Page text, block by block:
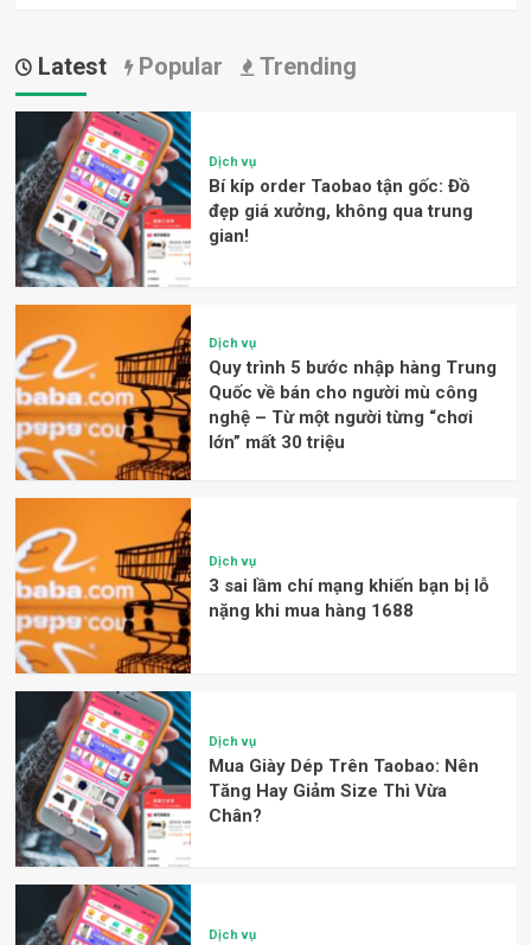
Latest Popular Trending
Dịch vụ
Bí kíp order Taobao tận gốc: Đồ
đẹp giá xưởng, không qua trung
gian!
Dịch vụ
Quy trình 5 bước nhập hàng Trung
Quốc về bán cho người mù công
nghệ – Từ một người từng “chơi
lớn” mất 30 triệu
Dịch vụ
3 sai lầm chí mạng khiến bạn bị lỗ
nặng khi mua hàng 1688
Dịch vụ
Mua Giày Dép Trên Taobao: Nên
Tăng Hay Giảm Size Thì Vừa
Chân?
Dịch vụ